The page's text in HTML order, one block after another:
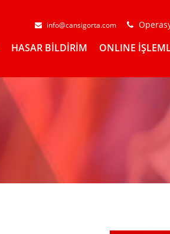
info@cansigorta.com
HASAR BİLDİRİM ONLINE